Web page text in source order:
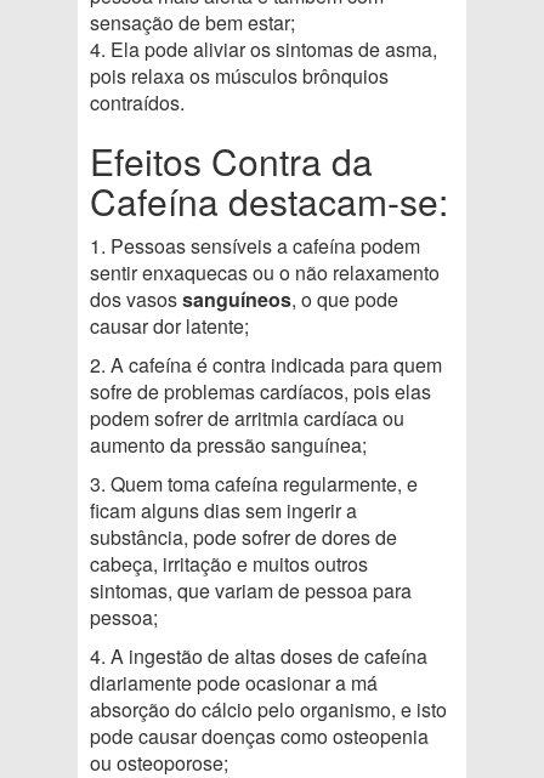
sensação de bem estar;
4. Ela pode aliviar os sintomas de asma,
pois relaxa os músculos brônquios
contraídos.
Efeitos Contra da
Cafeína destacam-se:
1. Pessoas sensíveis a cafeína podem
sentir enxaquecas ou o não relaxamento
dos vasossanguíneos, o que pode
causar dor latente;
2. A cafeína é contra indicada para quem
sofre de problemas cardíacos, pois elas
podem sofrer de arritmia cardíaca ou
aumento da pressão sanguínea;
3. Quem toma cafeína regularmente, e
ficam alguns dias sem ingerir a
substância, pode sofrer de dores de
cabeça, irritação e muitos outros
sintomas, que variam de pessoa para
pessoa;
4. A ingestão de altas doses de cafeína
diariamente pode ocasionar a má
absorção do cálcio pelo organismo, e isto
pode causar doenças como osteopenia
ou osteoporose;